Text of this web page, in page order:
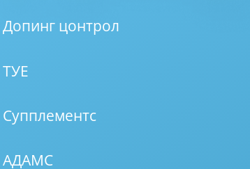
Допинг цонтрол
ТУЕ
Супплементс
АДАМС